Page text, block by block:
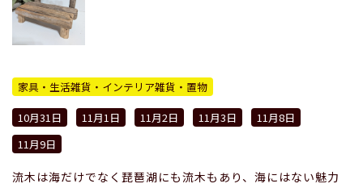
家具・生活雑貨・インテリア雑貨・置物
10月31日
11月1日 11月2日 11月3日
11月8日
11月9日
流木は海だけでなく琵琶湖にも流木もあり、海にはない魅力